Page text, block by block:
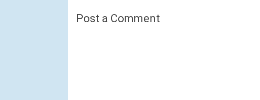
Post a Comment